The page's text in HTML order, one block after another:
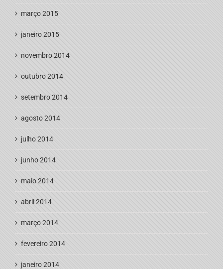
março 2015
janeiro 2015
novembro 2014
outubro 2014
setembro 2014
agosto 2014
julho 2014
junho 2014
maio 2014
abril 2014
março 2014
fevereiro 2014
janeiro 2014